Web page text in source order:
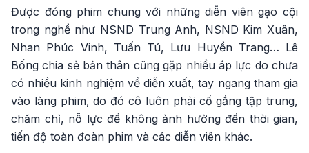
Được đóng phim chung với những diễn viên gạo cội
trong nghề như NSND Trung Anh, NSND Kim Xuân,
Nhan Phúc Vinh, Tuấn Tú, Lưu Huyền Trang… Lê
Bống chia sẻ bản thân cũng gặp nhiều áp lực do chưa
có nhiều kinh nghiệm về diễn xuất, tay ngang tham gia
vào làng phim, do đó cô luôn phải cố gắng tập trung,
chăm chỉ, nỗ lực để không ảnh hưởng đến thời gian,
tiến độ toàn đoàn phim và các diễn viên khác.